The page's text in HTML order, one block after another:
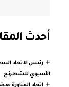
أحدث
رئيس الاتحاد
الآسيوي للشطرنج
اتحاد المناورة يعقد